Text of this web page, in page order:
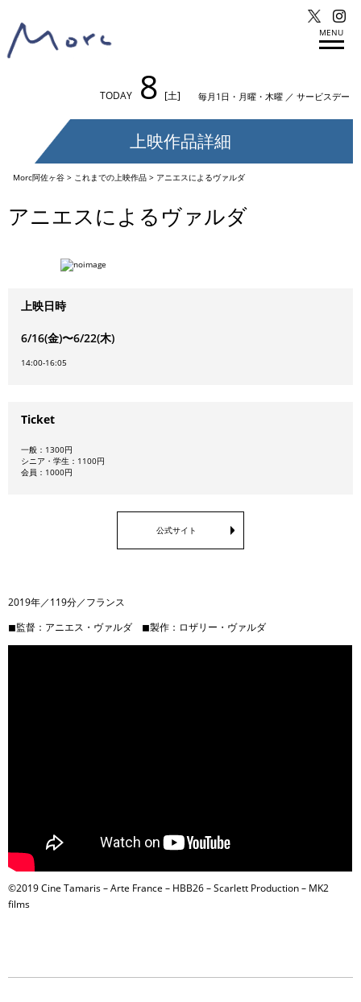
MENU
TODAY 8 [土] 毎月1日・月曜・木曜 ／ サービスデー
上映作品詳細
Morc阿佐ヶ谷> これまでの上映作品> アニエスによるヴァルダ
アニエスによるヴァルダ
上映日時
6/16(金)〜6/22(木)
14:00-16:05
Ticket
一般：1300円
シニア・学生：1100円
会員：1000円
公式サイト
2019年／119分／フランス
◼︎監督：アニエス・ヴァルダ ◼︎製作：ロザリー・ヴァルダ
©2019 Cine Tamaris – Arte France – HBB26 – Scarlett Production – MK2
films